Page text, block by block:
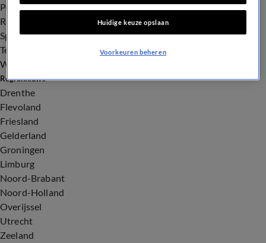
Politiek
Royalty
Sport
Tech
Weer
Regionieuws
Drenthe
Flevoland
Friesland
Gelderland
Groningen
Limburg
Noord-Brabant
Noord-Holland
Overijssel
Utrecht
Zeeland
Huidige keuze opslaan
Voorkeuren beheren